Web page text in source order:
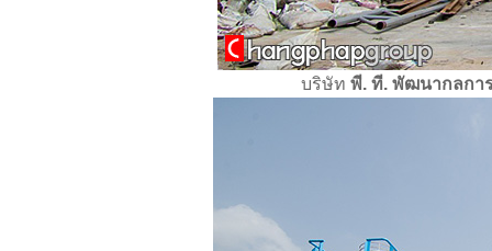
บริษัท พี. ที. พัฒนากลกา